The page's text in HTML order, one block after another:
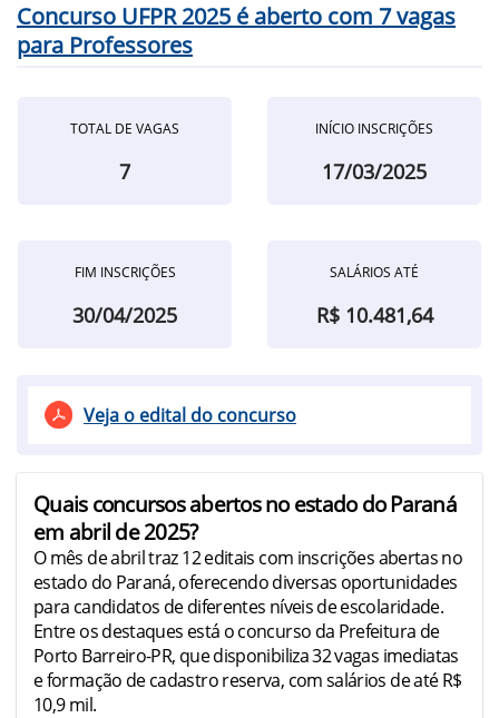
Concurso UFPR 2025 é aberto com 7 vagas
para Professores
TOTAL DE VAGAS
7
INÍCIO INSCRIÇÕES
17/03/2025
FIM INSCRIÇÕES
30/04/2025
SALÁRIOS ATÉ
R$ 10.481,64
Veja o edital do concurso
Quais concursos abertos no estado do Paraná
em abril de 2025?
O mês de abril traz 12 editais com inscrições abertas no
estado do Paraná, oferecendo diversas oportunidades
para candidatos de diferentes níveis de escolaridade.
Entre os destaques está o concurso da Prefeitura de
Porto Barreiro-PR, que disponibiliza 32 vagas imediatas
e formação de cadastro reserva, com salários de até R$
10,9 mil.